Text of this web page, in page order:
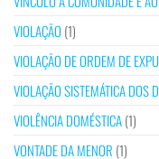
VIOLAÇÃO (1)
VIOLAÇÃO DE ORDEM DE
VIOLAÇÃO SISTEMÁTICA DOS
VIOLÊNCIA DOMÉSTICA(1)
VONTADE DA MENOR (1)